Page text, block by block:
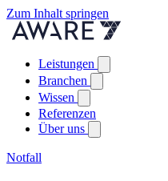
Zum Inhalt springen
Leistungen
Branchen
Wissen
Referenzen
Über uns
Notfall